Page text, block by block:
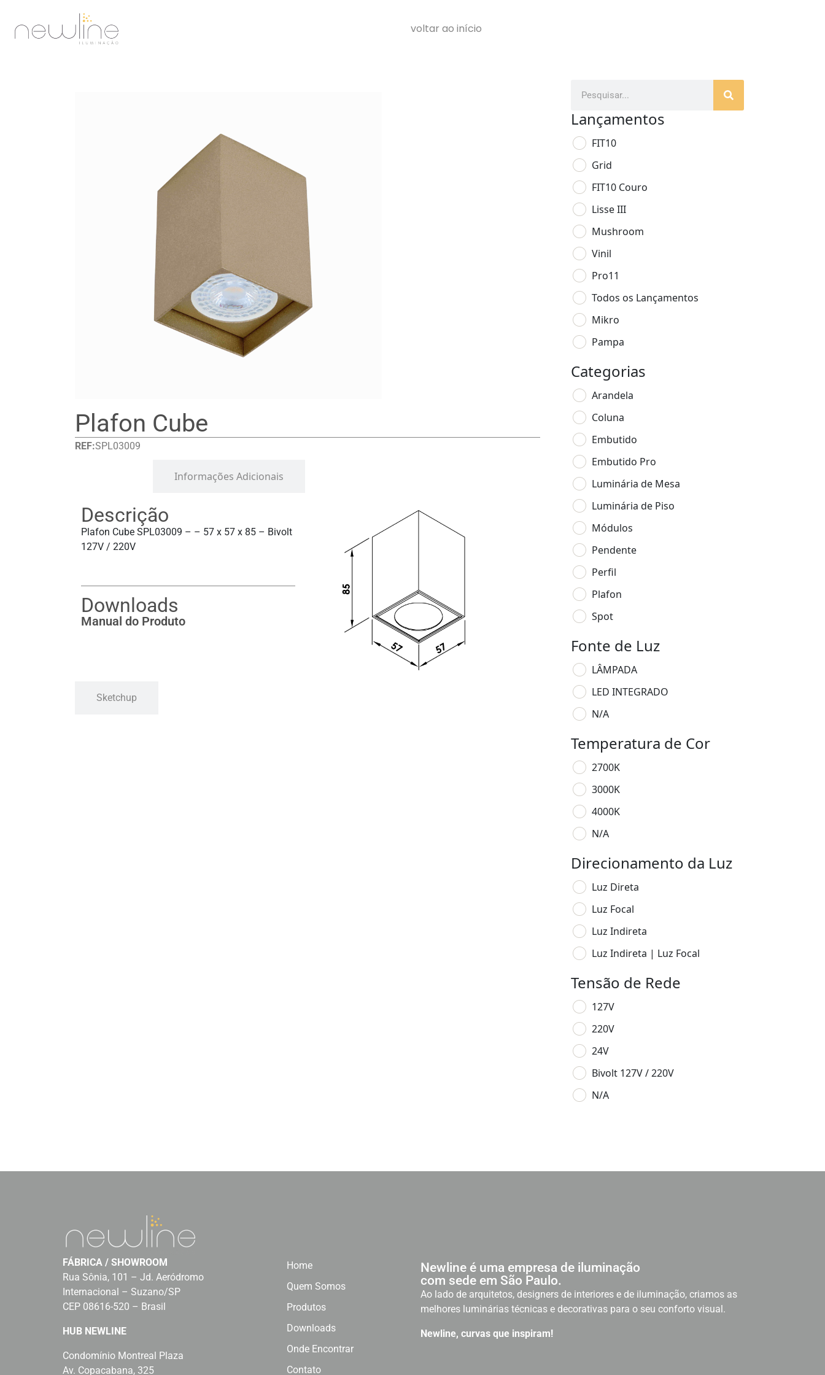
voltar ao início
Plafon Cube
REF:SPL03009
Informações Adicionais
Descrição
Plafon Cube SPL03009 – – 57 x 57 x 85 – Bivolt
127V / 220V
Downloads
Manual do Produto
Sketchup
Lançamentos
FIT10
Grid
FIT10 Couro
Lisse III
Mushroom
Vinil
Pro11
Todos os Lançamentos
Mikro
Pampa
Categorias
Arandela
Coluna
Embutido
Embutido Pro
Luminária de Mesa
Luminária de Piso
Módulos
Pendente
Perfil
Plafon
Spot
Fonte de Luz
LÂMPADA
LED INTEGRADO
N/A
Temperatura de Cor
2700K
3000K
4000K
N/A
Direcionamento da Luz
Luz Direta
Luz Focal
Luz Indireta
Luz Indireta | Luz Focal
Tensão de Rede
127V
220V
24V
Bivolt 127V / 220V
N/A
FÁBRICA / SHOWROOM
Rua Sônia, 101 – Jd. Aeródromo
Internacional – Suzano/SP
CEP 08616-520 – Brasil
HUB NEWLINE
Condomínio Montreal Plaza
Av. Copacabana, 325
Home
Quem Somos
Produtos
Downloads
Onde Encontrar
Contato
Newline é uma empresa de iluminação
com sede em São Paulo.
Ao lado de arquitetos, designers de interiores e de iluminação, criamos as
melhores luminárias técnicas e decorativas para o seu conforto visual.
Newline, curvas que inspiram!